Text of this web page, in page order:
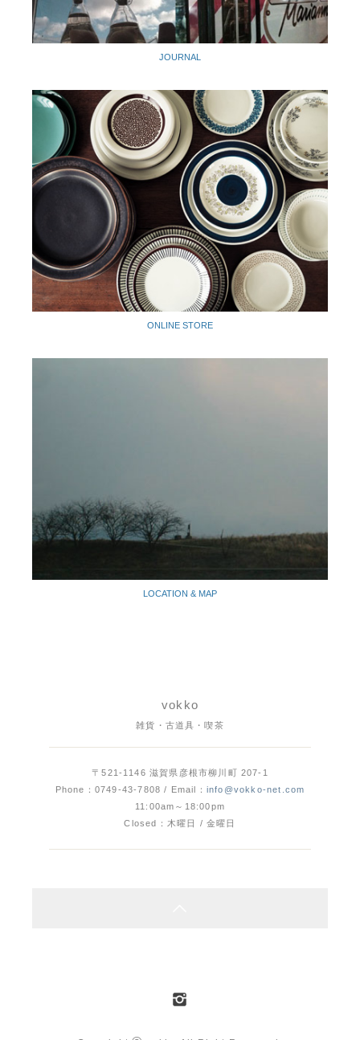
JOURNAL
ONLINE STORE
LOCATION & MAP
vokko
雑貨・古道具・喫茶
〒521-1146 滋賀県彦根市柳川町 207-1
Phone：0749-43-7808 / Email： info@vokko-net.com
11:00am～18:00pm
Closed：木曜日 / 金曜日